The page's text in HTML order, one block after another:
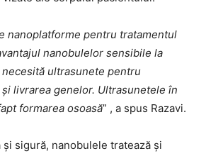
nanoplatforme pentru tratamentul
nanobulelor sensibile la
ultrasunete pentru
livrarea genelor. Ultrasunetele în
formarea osoasă” , a spus Razavi.
și sigură, nanobulele tratează și